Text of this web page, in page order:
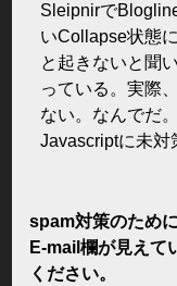
Sleipnirで
いCollapse状態
と起きないと聞
っている。実際
ない。なんでだ
Javascriptに未対
spam対策のため
E-mail欄が見えて
ください。